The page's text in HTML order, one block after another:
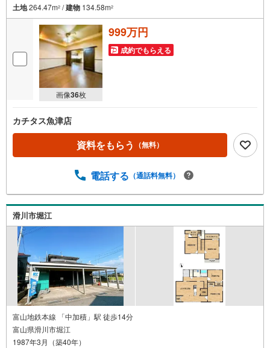
土地264.47m2 /建物 134.58m2
画像36枚
999万円
成約でもらえる
カチタス魚津店
資料をもらう （無料）
電話する （通話料無料）
滑川市堀江
富山地鉄本線 「中加積」駅 徒歩14分
富山県滑川市堀江
1987年3月（築40年）